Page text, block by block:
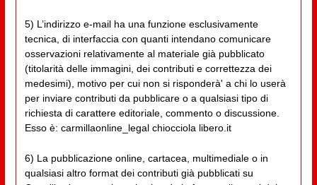
5) L’indirizzo e-mail ha una funzione esclusivamente
tecnica, di interfaccia con quanti intendano comunicare
osservazioni relativamente al materiale già pubblicato
(titolarità delle immagini, dei contributi e correttezza dei
medesimi), motivo per cui non si risponderà' a chi lo userà
per inviare contributi da pubblicare o a qualsiasi tipo di
richiesta di carattere editoriale, commento o discussione.
Esso è: carmillaonline_legal chiocciola libero.it
6) La pubblicazione online, cartacea, multimediale o in
qualsiasi altro format dei contributi già pubblicati su